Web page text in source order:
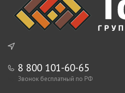
8 800 101-60-65
Звонок бесплатный по РФ